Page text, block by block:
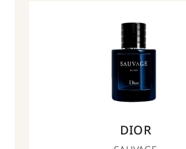
DIOR